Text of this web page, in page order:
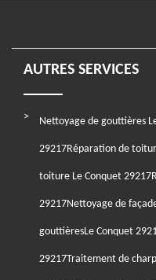
AUTRES SERVICES
Nettoyage de gouttières
29217Réparation de
toiture Le Conquet 29217
29217Nettoyage de
gouttièresLe Conquet
29217Traitement de